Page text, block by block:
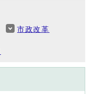
市政改革